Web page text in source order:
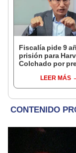
Fiscalía pide 9
prisión para
Colchado por
incompatible y
ideológica
LEER MÁS